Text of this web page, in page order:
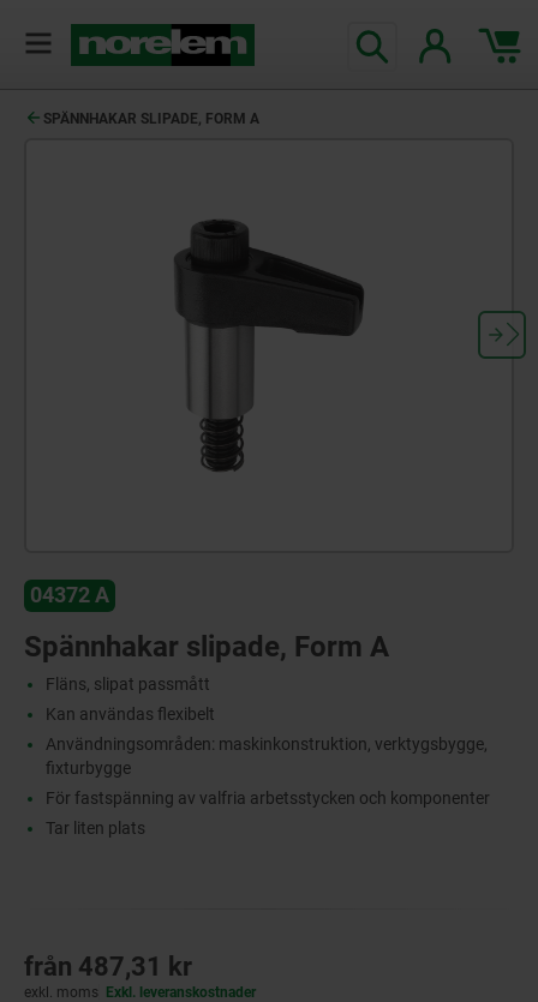
SPÄNNHAKAR SLIPADE, FORM A
04372 A
Spännhakar slipade, Form A
Fläns, slipat passmått
Kan användas flexibelt
Användningsområden: maskinkonstruktion, verktygsbygge,
fixturbygge
För fastspänning av valfria arbetsstycken och komponenter
Tar liten plats
från 487,31 kr
exkl. moms Exkl. leveranskostnader